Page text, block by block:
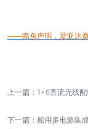
——豁免声明，爱亚达邀
上一篇： 1+6直流无线
下一篇： 船用多电源集